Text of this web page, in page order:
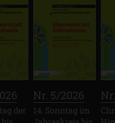
der
Nr. 5/2026
14. Sonntag im